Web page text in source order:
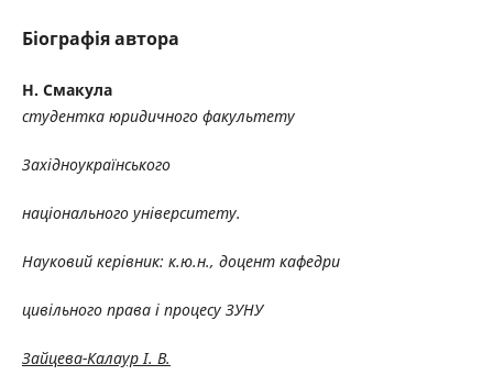
Біографія автора
Н. Смакула
студентка юридичного факультету
Західноукраїнського
національного університету.
Науковий керівник: к.ю.н., доцент кафедри
цивільного права і процесу ЗУНУ
Зайцева-Калаур І. В.